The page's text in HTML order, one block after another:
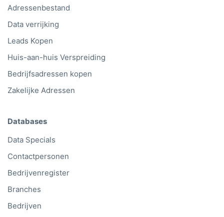
Adressenbestand
Data verrijking
Leads Kopen
Huis-aan-huis Verspreiding
Bedrijfsadressen kopen
Zakelijke Adressen
Databases
Data Specials
Contactpersonen
Bedrijvenregister
Branches
Bedrijven